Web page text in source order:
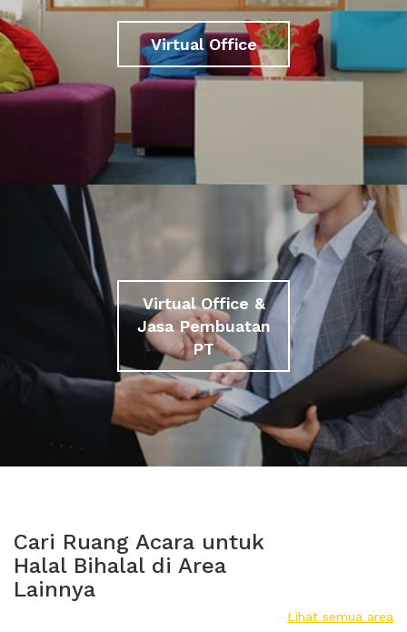
Virtual Office
Virtual Office &
Jasa Pembuatan
PT
Cari Ruang Acara untuk
Halal Bihalal di Area
Lainnya
Lihat semua area